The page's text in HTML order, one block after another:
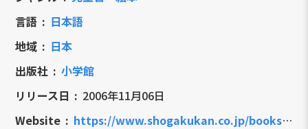
言語
日本語
地域
日本
出版社
小学館
リリース日
2006年11月06日
Website
https://www.shogakukan.co.jp/books/09726084